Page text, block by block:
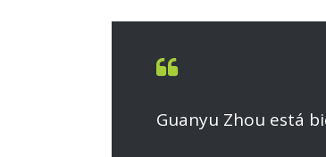
Guanyu Zhou está